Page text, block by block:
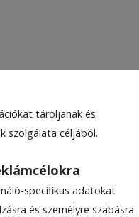
tároljanak és
szolgálata céljából.
specifikus adatokat
és személyre szabásra.
GALÉRIA